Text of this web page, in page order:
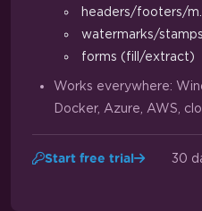
headers/footers/
watermarks/stamps
forms (fill/extract)
Works everywhere:
Docker, Azure, AWS,
Start free trial 30